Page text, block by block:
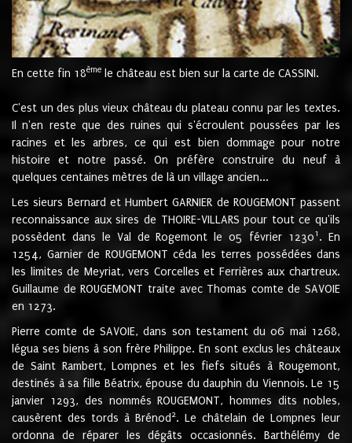
En cette fin 18ème le château est bien sur la carte de CASSINI.
C'est un des plus vieux château du plateau connu par les textes.
Il n'en reste que des ruines qui s'écroulent poussées par les
racines et les arbres, ce qui est bien dommage pour notre
histoire et notre passé. On préfère construire du neuf à
quelques centaines mètres de là un village ancien...
Les sieurs Bernard et Humbert GARNIER de ROUGEMONT passent
reconnaissance aux sires de THOIRE-VILLARS pour tout ce qu'ils
possèdent dans le Val de Rogemont le 05 février 12301 . En
1254, Garnier de ROUGEMONT céda les terres possédées dans
les limites de Meyriat, vers Corcelles et Ferrières aux chartreux.
Guillaume de ROUGEMONT traite avec Thomas comte de SAVOIE
en 1273.
Pierre comte de SAVOIE, dans son testament du 06 mai 1268,
légua ses biens à son frère Philippe. En sont exclus les châteaux
de Saint Rambert, Lompnes et les fiefs situés à Rougemont,
destinés à sa fille Béatrix, épouse du dauphin du Viennois. Le 15
janvier 1293, des nommés ROUGEMONT, hommes dits nobles,
causèrent des tords à Brénod 2. Le châtelain de Lompnes leur
ordonna de réparer les dégâts occasionnés. Barthélémy de